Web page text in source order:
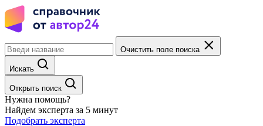
Очистить поле поиска
Искать
Открыть поиск
Нужна помощь?
Найдем эксперта за 5 минут
Подобрать эксперта